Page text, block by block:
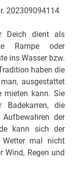
202309094114
Deich dient als
Rampe oder
ins Wasser bzw.
haben die
ausgestattet
mieten kann. Sie
die
der
kann sich der
mal nicht
Wind, Regen und